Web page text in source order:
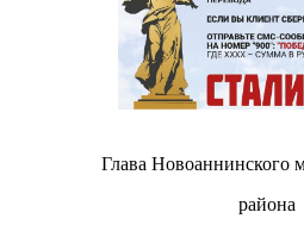
Глава Новоаннинского
района